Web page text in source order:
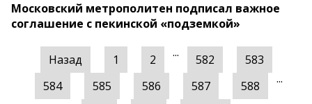
Московский метрополитен подписал важное
соглашение с пекинской «подземкой»
Назад 1 2 ... 582
583
584
585 586 587 588 ...